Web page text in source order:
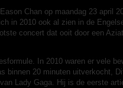
Chan op maandag 23 april
in 2010 ook al zien in de
concert dat ooit door een
In 2010 waren er vele
binnen 20 minuten uitverkocht,
Lady Gaga. Hij is de eerste